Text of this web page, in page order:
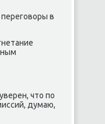
в
что пο
думаю,